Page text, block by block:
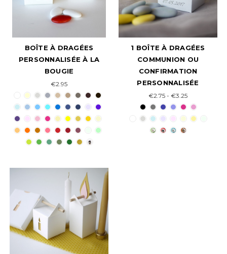
BOÎTE À DRAGÉES
PERSONNALISÉE À LA
BOUGIE
€2.95
1 BOÎTE À DRAGÉES
COMMUNION OU
CONFIRMATION
PERSONNALISÉE
€2.75 - €3.25